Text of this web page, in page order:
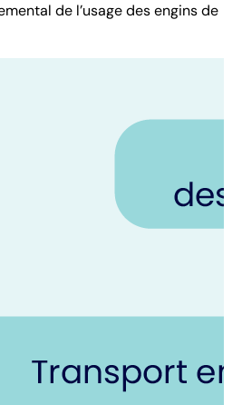
de l’usage des engins de